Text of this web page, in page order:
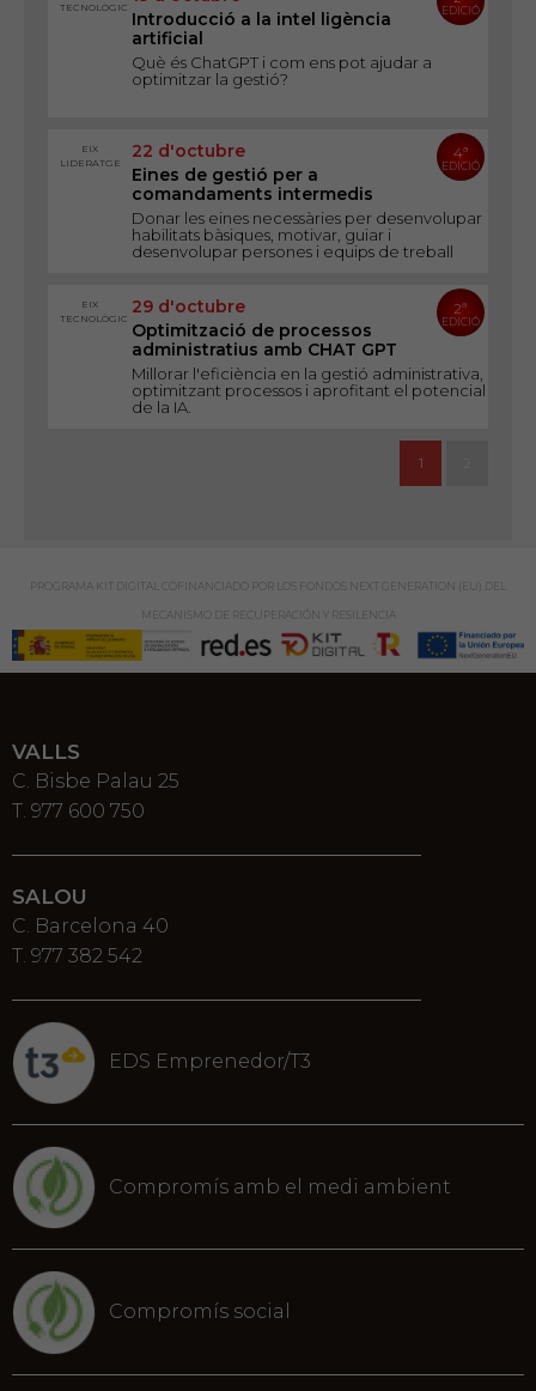
TECNOLÒGIC
Introducció a la intel ligència
artificial
Què és ChatGPT i com ens pot ajudar a
optimitzar la gestió?
EDICIÓ
EIX
LIDERATGE
22 d'octubre
Eines de gestió per a
comandaments intermedis
Donar les eines necessàries per desenvolupar
habilitats bàsiques, motivar, guiar i
desenvolupar persones i equips de treball
4ª
EDICIÓ
EIX
TECNOLÒGIC
29 d'octubre
Optimització de processos
administratius amb CHAT GPT
Millorar l'eficiència en la gestió administrativa,
optimitzant processos i aprofitant el potencial
de la IA.
2ª
EDICIÓ
1
PROGRAMA KIT DIGITAL COFINANCIADO POR LOS FONDOS NEXT GENERATION (EU) DEL
MECANISMO DE RECUPERACIÓN Y RESILENCIA
VALLS
C. Bisbe Palau 25
T. 977 600 750
SALOU
C. Barcelona 40
T. 977 382 542
EDS Emprenedor/T3
Compromís amb el medi ambient
Compromís social